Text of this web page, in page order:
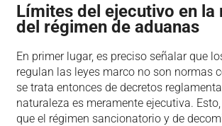
Límites del ejecutivo en la
del régimen de aduanas
En primer lugar, es preciso señalar que
regulan las leyes marco no son normas
se trata entonces de decretos
naturaleza es meramente ejecutiva.
que el régimen sancionatorio y de